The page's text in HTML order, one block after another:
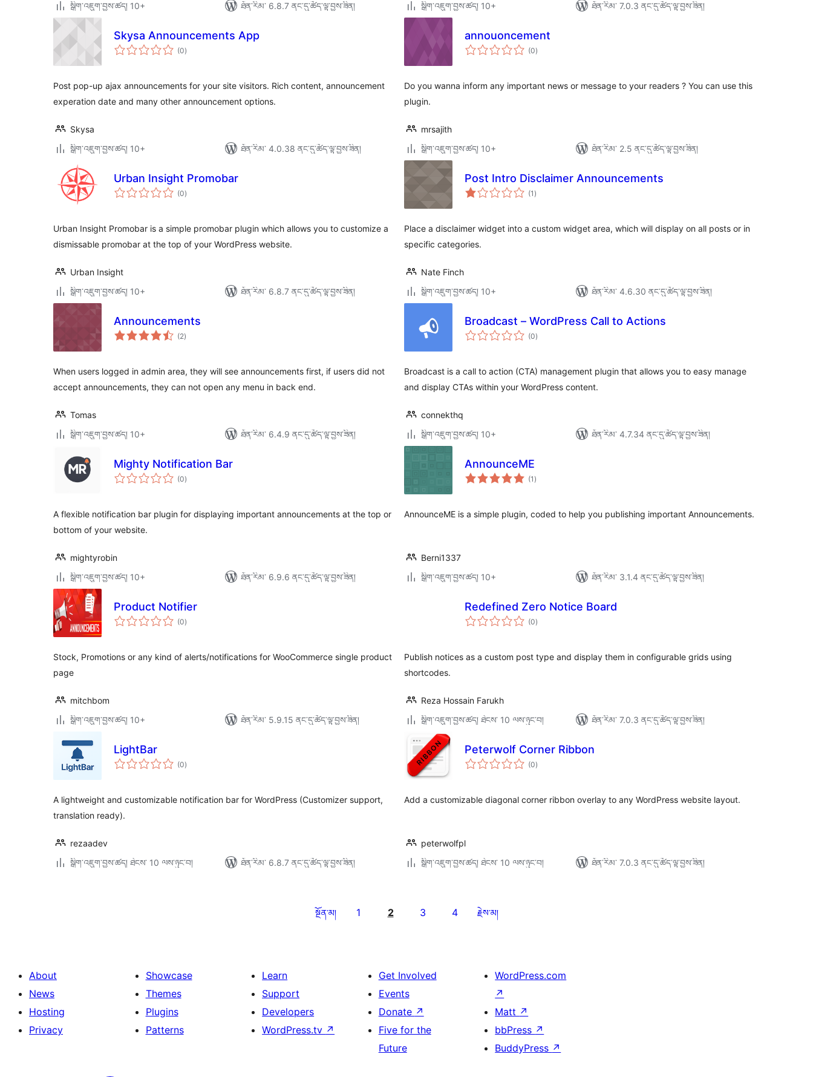
སྒྲིག་འཇུག་བྱས་ཚད། 10+
ཐོན་རིམ་ 6.8.7 ནང་དུ་ཚོད་ལྟ་བྱས་ཟིན།
སྒྲིག་འཇུག་བྱས་ཚད། 10+
ཐོན་རིམ་ 7.0.3 ནང་དུ་ཚོད་ལྟ་བྱས་ཟིན།
Skysa Announcements App
(0གདེང་
འཇོག་
)
Post pop-up ajax announcements for your site visitors. Rich content, announcement
experation date and many other announcement options.
Skysa
སྒྲིག་འཇུག་བྱས་ཚད། 10+
ཐོན་རིམ་ 4.0.38 ནང་དུ་ཚོད་ལྟ་བྱས་ཟིན།
annouoncement
(0གདེང་
འཇོག་
)
Do you wanna inform any important news or message to your readers ? You can use this
plugin.
mrsajith
སྒྲིག་འཇུག་བྱས་ཚད། 10+
ཐོན་རིམ་ 2.5 ནང་དུ་ཚོད་ལྟ་བྱས་ཟིན།
Urban Insight Promobar
(0གདེང་
འཇོག་
)
Urban Insight Promobar is a simple promobar plugin which allows you to customize a
dismissable promobar at the top of your WordPress website.
Urban Insight
སྒྲིག་འཇུག་བྱས་ཚད། 10+
ཐོན་རིམ་ 6.8.7 ནང་དུ་ཚོད་ལྟ་བྱས་ཟིན།
Post Intro Disclaimer Announcements
(1 གདེང་
འཇོག་
)
Place a disclaimer widget into a custom widget area, which will display on all posts or in
specific categories.
Nate Finch
སྒྲིག་འཇུག་བྱས་ཚད། 10+
ཐོན་རིམ་ 4.6.30 ནང་དུ་ཚོད་ལྟ་བྱས་ཟིན།
Announcements
(2གདེང་
འཇོག་
)
When users logged in admin area, they will see announcements first, if users did not
accept announcements, they can not open any menu in back end.
Tomas
སྒྲིག་འཇུག་བྱས་ཚད། 10+
ཐོན་རིམ་ 6.4.9 ནང་དུ་ཚོད་ལྟ་བྱས་ཟིན།
Broadcast – WordPress Call to Actions
(0གདེང་
འཇོག་
)
Broadcast is a call to action (CTA) management plugin that allows you to easy manage
and display CTAs within your WordPress content.
connekthq
སྒྲིག་འཇུག་བྱས་ཚད། 10+
ཐོན་རིམ་ 4.7.34 ནང་དུ་ཚོད་ལྟ་བྱས་ཟིན།
Mighty Notification Bar
(0གདེང་
འཇོག་
)
A flexible notification bar plugin for displaying important announcements at the top or
bottom of your website.
mightyrobin
སྒྲིག་འཇུག་བྱས་ཚད། 10+
ཐོན་རིམ་ 6.9.6 ནང་དུ་ཚོད་ལྟ་བྱས་ཟིན།
AnnounceME
(1 གདེང་
འཇོག་
)
AnnounceME is a simple plugin, coded to help you publishing important Announcements.
Berni1337
སྒྲིག་འཇུག་བྱས་ཚད། 10+
ཐོན་རིམ་ 3.1.4 ནང་དུ་ཚོད་ལྟ་བྱས་ཟིན།
Product Notifier
(0གདེང་
འཇོག་
)
Stock, Promotions or any kind of alerts/notifications for WooCommerce single product
page
mitchbom
སྒྲིག་འཇུག་བྱས་ཚད། 10+
ཐོན་རིམ་ 5.9.15 ནང་དུ་ཚོད་ལྟ་བྱས་ཟིན།
Redefined Zero Notice Board
(0གདེང་
འཇོག་
)
Publish notices as a custom post type and display them in configurable grids using
shortcodes.
Reza Hossain Farukh
སྒྲིག་འཇུག་བྱས་ཚད། ཐེངས་ 10 ལས་ཉུང་བ།
ཐོན་རིམ་ 7.0.3 ནང་དུ་ཚོད་ལྟ་བྱས་ཟིན།
LightBar
(0གདེང་
འཇོག་
)
A lightweight and customizable notification bar for WordPress (Customizer support,
translation ready).
rezaadev
སྒྲིག་འཇུག་བྱས་ཚད། ཐེངས་ 10 ལས་ཉུང་བ།
ཐོན་རིམ་ 6.8.7 ནང་དུ་ཚོད་ལྟ་བྱས་ཟིན།
Peterwolf Corner Ribbon
(0གདེང་
འཇོག་
)
Add a customizable diagonal corner ribbon overlay to any WordPress website layout.
peterwolfpl
སྒྲིག་འཇུག་བྱས་ཚད། ཐེངས་ 10 ལས་ཉུང་བ།
ཐོན་རིམ་ 7.0.3 ནང་དུ་ཚོད་ལྟ་བྱས་ཟིན།
སྔོན་མ། 1 2 3 4 རྗེས་མ།
About
News
Hosting
Privacy
Showcase
Themes
Plugins
Patterns
Learn
Support
Developers
WordPress.tv ↗
Get Involved
Events
Donate ↗
Five for the
Future
WordPress.com
↗
Matt ↗
bbPress ↗
BuddyPress ↗